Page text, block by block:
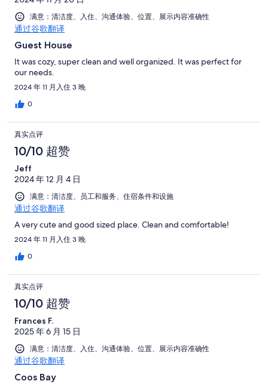
满意：清洁度、入住、沟通体验、位置、展示内容准确性
通过谷歌翻译
Guest House
It was cozy, super clean and well organized. It was perfect for
our needs.
2024 年 11 月入住 3 晚
0
真实点评
10/10 超赞
Jeff
2024 年 12 月 4 日
满意：清洁度、员工和服务、住宿条件和设施
通过谷歌翻译
A very cute and good sized place. Clean and comfortable!
2024 年 11 月入住 3 晚
0
真实点评
10/10 超赞
Frances F.
2025 年 6 月 15 日
满意：清洁度、入住、沟通体验、位置、展示内容准确性
通过谷歌翻译
Coos Bay